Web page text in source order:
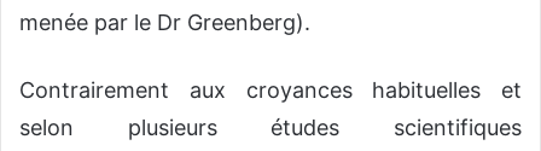
menée par le Dr Greenberg).
Contrairement aux croyances habituelles et
selon plusieurs études scientifiques